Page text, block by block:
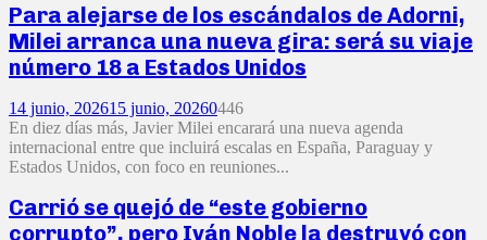
Para alejarse de los escándalos de Adorni,
Milei arranca una nueva gira: será su viaje
número 18 a Estados Unidos
14 junio, 202615 junio, 20260446
En diez días más, Javier Milei encarará una nueva agenda
internacional entre que incluirá escalas en España, Paraguay y
Estados Unidos, con foco en reuniones...
Carrió se quejó de “este gobierno
corrupto”, pero Iván Noble la destruyó con